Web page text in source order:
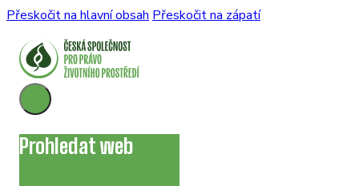
Přeskočit na hlavní obsah Přeskočit na zápatí
Prohledat web